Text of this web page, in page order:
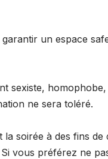
un espace
sexiste,
ne sera toléré.
soirée à des fins de
vous préférez ne